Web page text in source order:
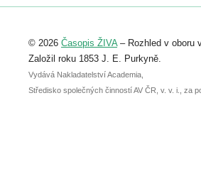
Registrovat se můžete do 6. září.
abstraktu přihlášené přednášky nebo
posteru je už 30. června.
© 2026 Časopis ŽIVA– Rozhled v oboru
Založil roku 1853 J. E. Purkyně.
Vydává Nakladatelství Academia,
Středisko společných činností AV ČR, v. v. i., za